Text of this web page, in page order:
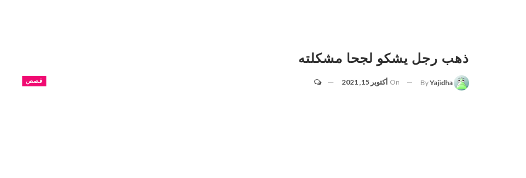
ذهب رجل يشكو لجحا مشكلته
قصص ByYajidha
On أكتوبر 15, 2021